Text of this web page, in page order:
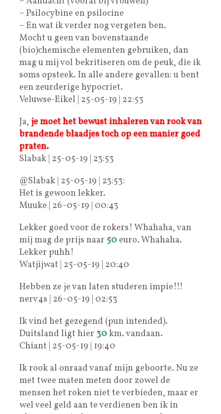
– Psilocybine en psilocine
– En wat ik verder nog vergeten ben.
Mocht u geen van bovenstaande
(bio)chemische elementen gebruiken, dan
mag u mij vol bekritiseren om de peuk, die ik
soms opsteek. In alle andere gevallen: u bent
een zeurderige hypocriet.
Veluwse-Eikel | 25-05-19 | 22:53
Ja, je moet het bewust inhaleren van rook van
brandende blaadjes toch op een manier goed
praten.
Slabak | 25-05-19 | 23:53
@Slabak | 25-05-19 | 23:53:
Het is gewoon lekker.
Muuke | 26-05-19 | 00:43
Lekker goed voor de rokers! Whahaha, van
mij mag de prijs naar 50 euro. Whahaha.
Lekker puhh!
Watjijwat | 25-05-19 | 20:40
Hebben ze je van laten studeren impie!!!
nerv4s | 26-05-19 | 02:53
Ik vind het gezegend (pun intended).
Duitsland ligt hier 30km. vandaan.
Chiant | 25-05-19 | 19:40
Ik rook al onraad vanaf mijn geboorte. Nu ze
met twee maten meten door zowel de
mensen het roken niet te verbieden, maar er
wel veel geld aan te verdienen ben ik in